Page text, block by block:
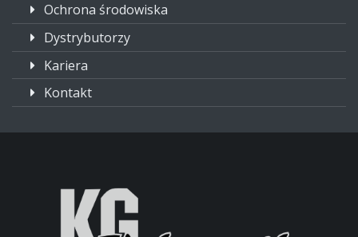
Ochrona środowiska
Dystrybutorzy
Kariera
Kontakt